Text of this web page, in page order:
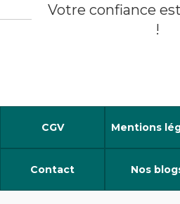
Votre confiance
!
CGV Mentions
Contact Nos